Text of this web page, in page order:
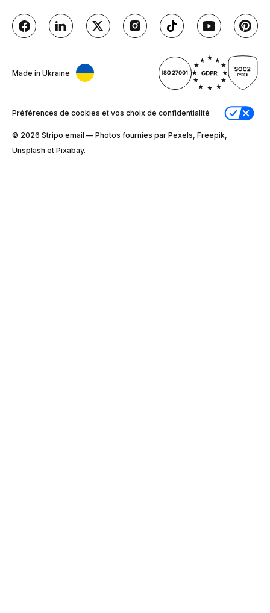
Made in Ukraine
Préférences de cookies et vos choix de confidentialité
© 2026 Stripо.email — Photos fournies par Pexels, Freepik,
Unsplash et Pixabay.